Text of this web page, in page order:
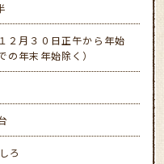
２月３０日正午から年始
の年末年始除く）
ろ